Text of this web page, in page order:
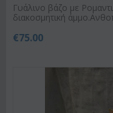
Γυάλινο βάζο με
διακοσμητική
€75.00